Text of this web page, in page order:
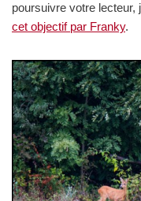
poursuivre votre lecteur,
cet objectif par Franky.